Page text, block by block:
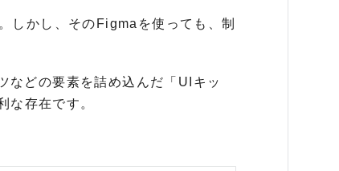
しかし、そのFigmaを使っても、制
などの要素を詰め込んだ「UIキッ
な存在です。